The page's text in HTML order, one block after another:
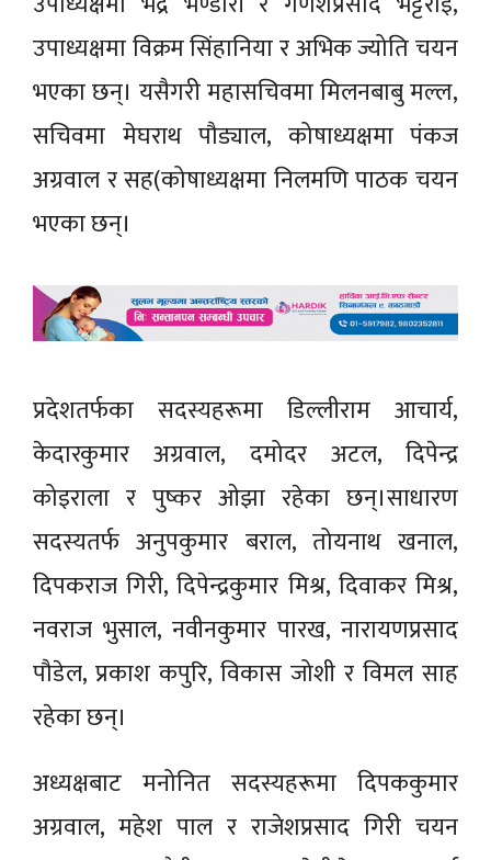
उपाध्यक्षमा विक्रम सिंहानिया र अभिक ज्योति चयन
भएका छन्। यसैगरी महासचिवमा मिलनबाबु मल्ल,
सचिवमा मेघराथ पौड्याल, कोषाध्यक्षमा पंकज
अग्रवाल र सह(कोषाध्यक्षमा निलमणि पाठक चयन
भएका छन्।
प्रदेशतर्फका सदस्यहरूमा डिल्लीराम आचार्य,
केदारकुमार अग्रवाल, दमोदर अटल, दिपेन्द्र
कोइराला र पुष्कर ओझा रहेका छन्।साधारण
सदस्यतर्फ अनुपकुमार बराल, तोयनाथ खनाल,
दिपकराज गिरी, दिपेन्द्रकुमार मिश्र, दिवाकर मिश्र,
नवराज भुसाल, नवीनकुमार पारख, नारायणप्रसाद
पौडेल, प्रकाश कपुरि, विकास जोशी र विमल साह
रहेका छन्।
अध्यक्षबाट मनोनित सदस्यहरूमा दिपककुमार
अग्रवाल, महेश पाल र राजेशप्रसाद गिरी चयन